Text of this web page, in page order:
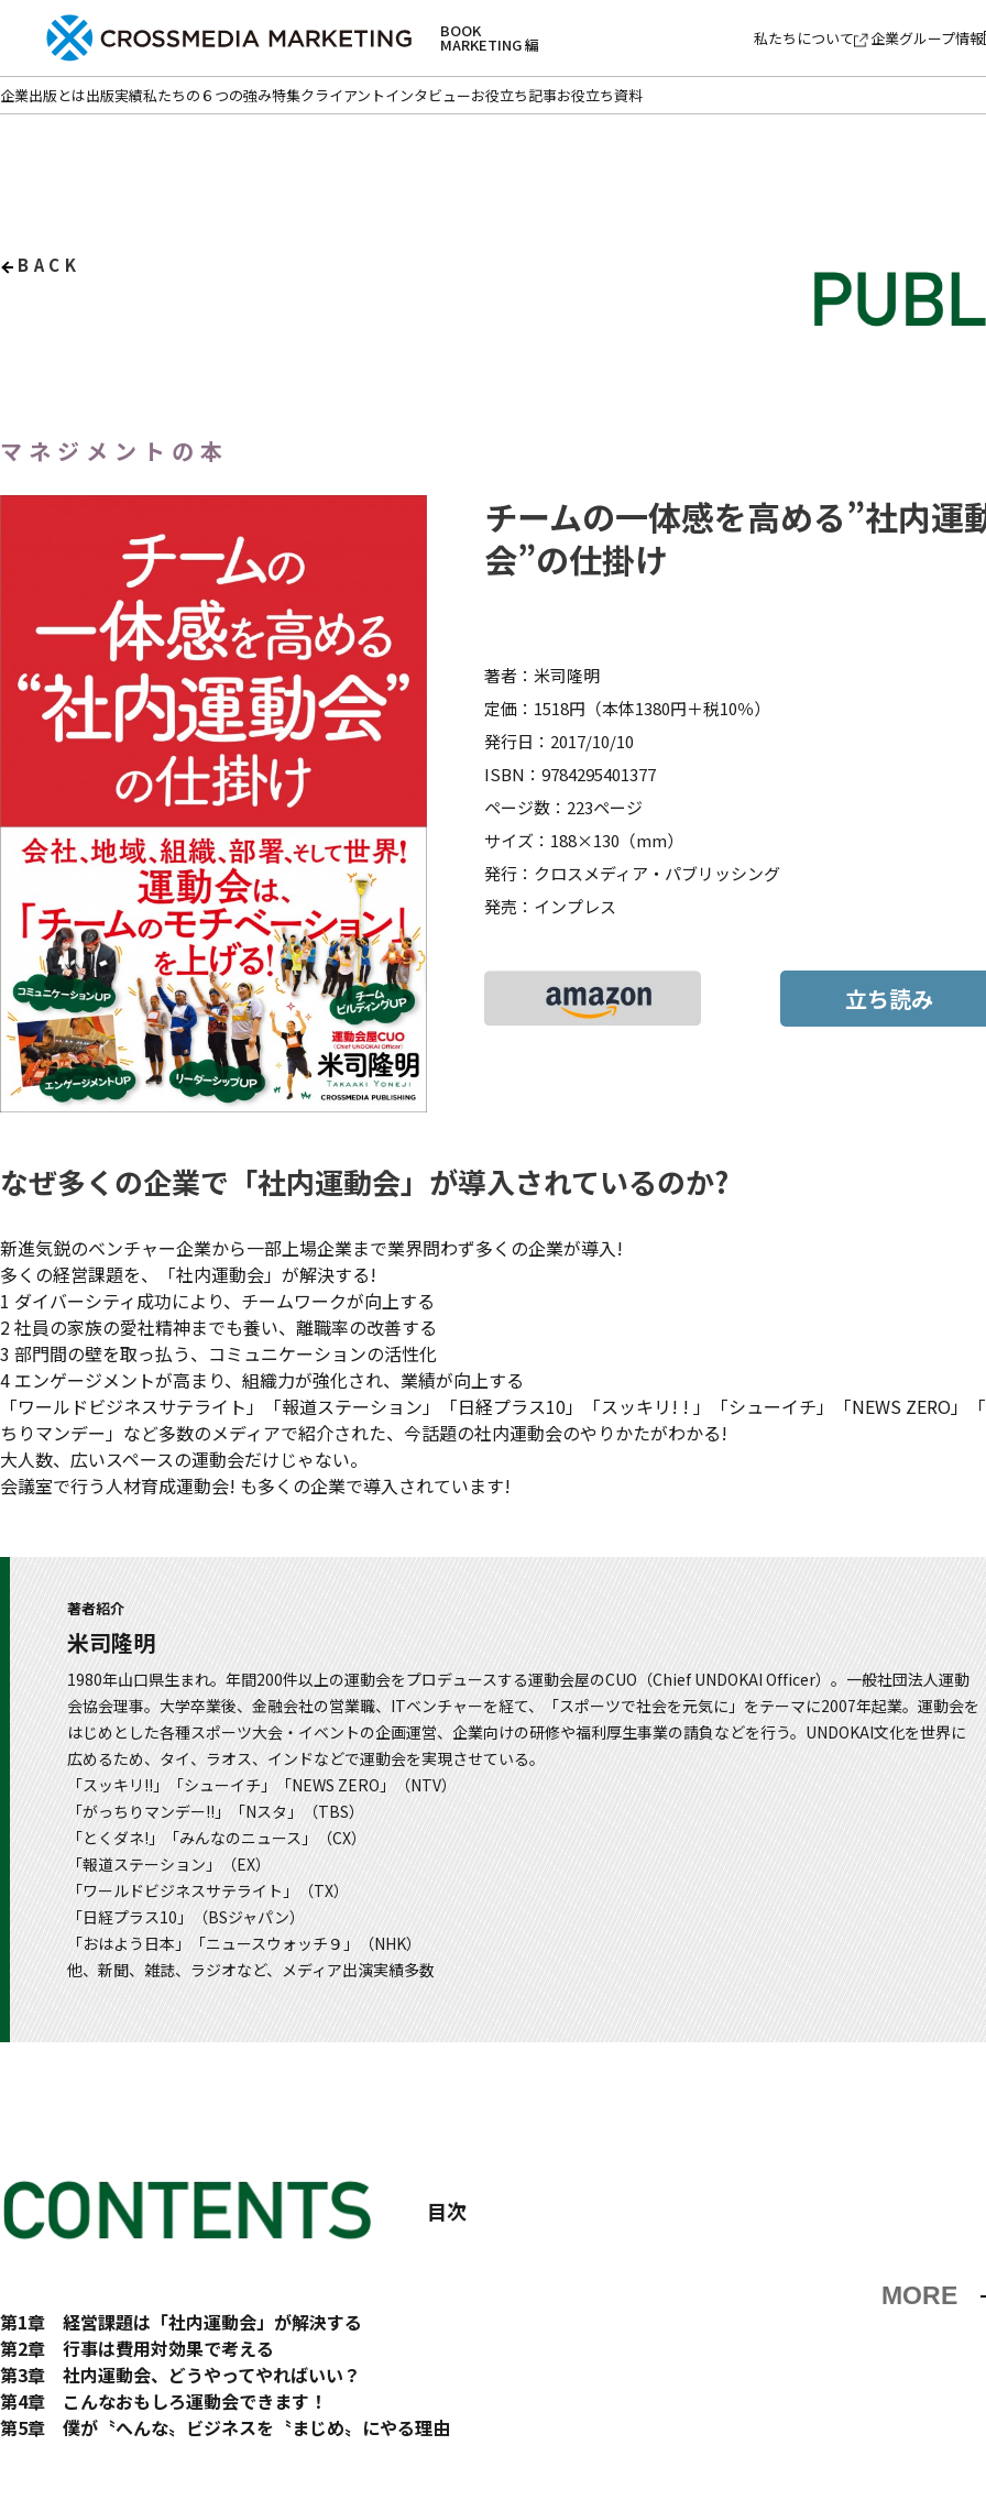
BOOK
MARKETING 編 私たちについて 企業グループ情報
企業出版とは出版実績私たちの６つの強み特集クライアントインタビューお役立ち記事お役立ち資料
BACK
マネジメントの本
チームの一体感を高める”社内運
会”の仕掛け
著者：米司隆明
定価：1518円（本体1380円＋税10％）
発行日：2017/10/10
ISBN：9784295401377
ページ数：223ページ
サイズ：188×130（mm）
発行：クロスメディア・パブリッシング
発売：インプレス
立ち読み
なぜ多くの企業で「社内運動会」が導入されているのか?
新進気鋭のベンチャー企業から一部上場企業まで業界問わず多くの企業が導入!
多くの経営課題を、「社内運動会」が解決する!
1 ダイバーシティ成功により、チームワークが向上する
2 社員の家族の愛社精神までも養い、離職率の改善する
3 部門間の壁を取っ払う、コミュニケーションの活性化
4 エンゲージメントが高まり、組織力が強化され、業績が向上する
「ワールドビジネスサテライト」「報道ステーション」「日経プラス10」「スッキリ! ! 」「シューイチ」「NEWS ZERO」
ちりマンデー」など多数のメディアで紹介された、今話題の社内運動会のやりかたがわかる!
大人数、広いスペースの運動会だけじゃない。
会議室で行う人材育成運動会! も多くの企業で導入されています!
著者紹介
米司隆明
1980年山口県生まれ。年間200件以上の運動会をプロデュースする運動会屋のCUO（Chief UNDOKAI Officer）。一般社団法人運動
会協会理事。大学卒業後、金融会社の営業職、ITベンチャーを経て、「スポーツで社会を元気に」をテーマに2007年起業。運動会を
はじめとした各種スポーツ大会・イベントの企画運営、企業向けの研修や福利厚生事業の請負などを行う。UNDOKAI文化を世界に
広めるため、タイ、ラオス、インドなどで運動会を実現させている。
「スッキリ!!」「シューイチ」「NEWS ZERO」（NTV）
「がっちりマンデー!!」「Nスタ」（TBS）
「とくダネ!」「みんなのニュース」（CX）
「報道ステーション」（EX）
「ワールドビジネスサテライト」（TX）
「日経プラス10」（BSジャパン）
「おはよう日本」「ニュースウォッチ９」（NHK）
他、新聞、雑誌、ラジオなど、メディア出演実績多数
目次
MORE
case study1 ボッシュ 入社式に行われた運動会
case study2 「総力の結集」をテーマに、運動会の結束力を会社の活力へ
case study3 22年ぶりの社内スポーツイベントとして、運動会を開催
はじめに
第1章 経営課題は「社内運動会」が解決する
運動会で「会社辞める」の止めました
運動会で「従業員エンゲージメント」を向上させる！
社員の〝家族〟の愛社精神まで養える
ダイバーシティ成功の鍵は、運動会にあり!?
第2章 行事は費用対効果で考える
社員旅行でもなく飲み会でもなく、運動会な理由
社員旅行は少人数の絆を深める
飲み会は幹事の運営次第
第3章 社内運動会、どうやってやればいい？
さて、どこでやろうか運動会
「怪我をしたらどうしてくれる！」の備え方
第4章 こんなおもしろ運動会できます！
どんな運動会もプロデュース
第5章 僕が〝へんな〟ビジネスを〝まじめ〟にやる理由